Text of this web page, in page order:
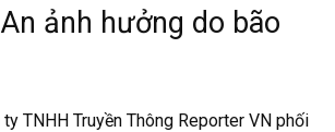
ảnh hưởng do bão
TNHH Truyền Thông Reporter VN phối